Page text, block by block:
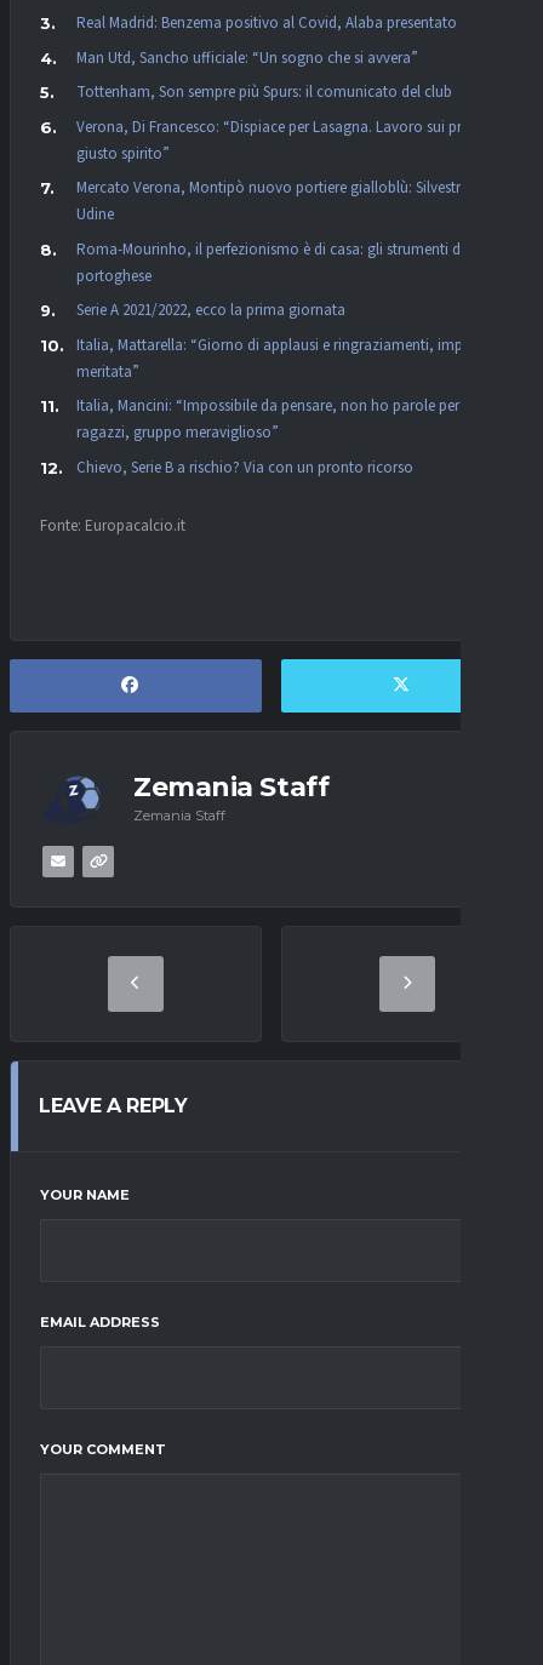
Real Madrid: Benzema positivo al Covid, Alaba presentato oggi
Man Utd, Sancho ufficiale: “Un sogno che si avvera”
Tottenham, Son sempre più Spurs: il comunicato del club
Verona, Di Francesco: “Dispiace per Lasagna. Lavoro sui principi,
giusto spirito”
Mercato Verona, Montipò nuovo portiere gialloblù: Silvestri verso
Udine
Roma-Mourinho, il perfezionismo è di casa: gli strumenti del
portoghese
Serie A 2021/2022, ecco la prima giornata
Italia, Mattarella: “Giorno di applausi e ringraziamenti, impresa
meritata”
Italia, Mancini: “Impossibile da pensare, non ho parole per i
ragazzi, gruppo meraviglioso”
Chievo, Serie B a rischio? Via con un pronto ricorso
Fonte: Europacalcio.it
Zemania Staff
Zemania Staff
LEAVE A REPLY
YOUR NAME
EMAIL ADDRESS
YOUR COMMENT